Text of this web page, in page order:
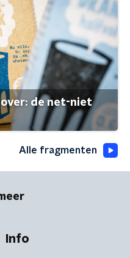
de net-niet
Alle fragmenten
Info